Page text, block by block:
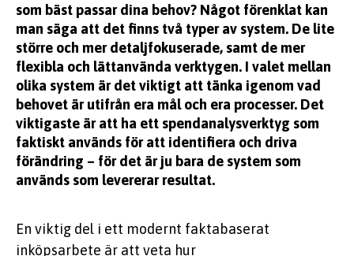
som bäst passar dina behov? Något förenklat kan
man säga att det finns två typer av system. De lite
större och mer detaljfokuserade, samt de mer
flexibla och lättanvända verktygen. I valet mellan
olika system är det viktigt att tänka igenom vad
behovet är utifrån era mål och era processer. Det
viktigaste är att ha ett spendanalysverktyg som
faktiskt används för att identifiera och driva
förändring – för det är ju bara de system som
används som levererar resultat.
En viktig del i ett modernt faktabaserat
inköpsarbete är att veta hur